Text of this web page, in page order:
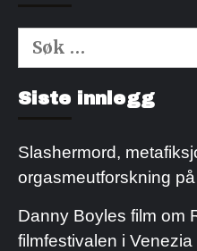
Søk
etter:
Siste innlegg
Slashermord,
orgasmeutforskning
Danny Boyles film om
filmfestivalen i Venezia